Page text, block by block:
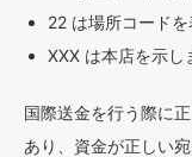
22 は場所コードを
XXX は本店を示し
国際送金を行う際に
あり、資金が正しい